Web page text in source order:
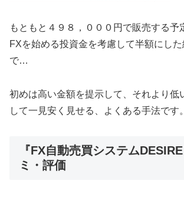
もともと４９８，０００円で販売する予
FXを始める投資金を考慮して半額にした
で…
初めは高い金額を提示して、それより低
して一見安く見せる、よくある手法です。
『FX自動売買システム
ミ・評価